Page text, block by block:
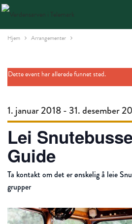
Skip
Content
Hjem Arrangementer
Dette event har allerede funnet sted.
1. januar 2018- 31. desember
Lei
Guide
Ta kontakt om det er ønskelig å leie
grupper